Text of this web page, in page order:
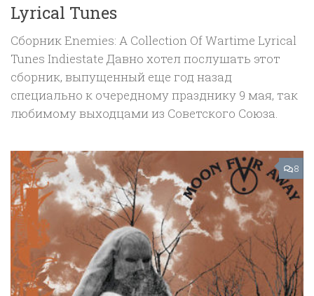
Lyrical Tunes
Сборник Enemies: A Collection Of Wartime Lyrical
Tunes Indiestate Давно хотел послушать этот
сборник, выпущенный еще год назад
специально к очередному празднику 9 мая, так
любимому выходцами из Советского Союза.
8